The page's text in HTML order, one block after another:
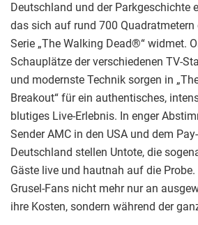
Deutschland und der Parkgeschichte
das sich auf rund 700 Quadratmetern
Serie „The Walking Dead®“ widmet.
Schauplätze der verschiedenen TV-
und modernste Technik sorgen in
Breakout“ für ein authentisches,
blutiges Live-Erlebnis. In enger
Sender AMC in den USA und dem
Deutschland stellen Untote, die
Gäste live und hautnah auf die
Grusel-Fans nicht mehr nur an
ihre Kosten, sondern während der